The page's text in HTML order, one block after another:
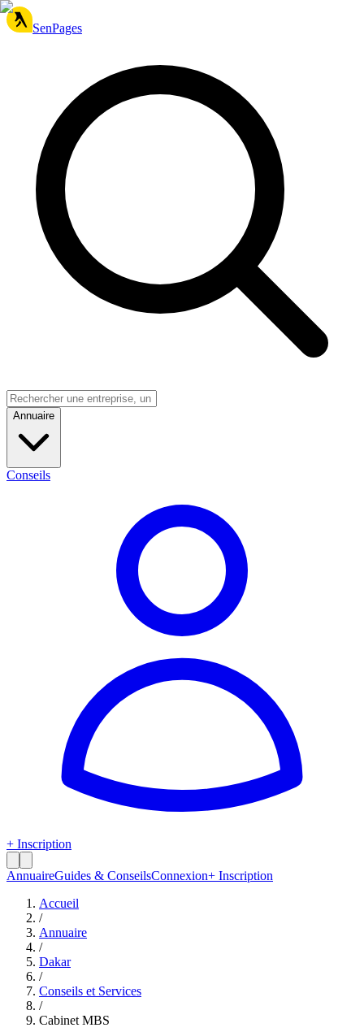
SenPages
Annuaire
Conseils
+ Inscription
AnnuaireGuides & ConseilsConnexion+ Inscription
Accueil
/
Annuaire
/
Dakar
/
Conseils et Services
/
Cabinet MBS